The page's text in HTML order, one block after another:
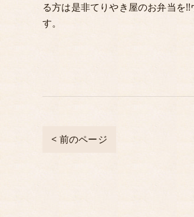
る方は是非てりやき屋のお弁当を
す。
< 前のページ